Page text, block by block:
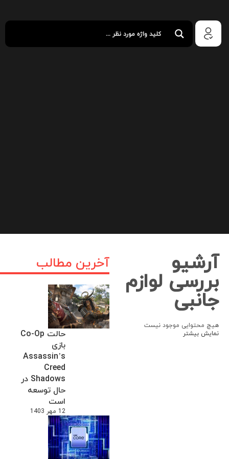
آخرین مطالب
حالت Co-Op
بازی
Assassin’s
Creed
Shadows در
حال توسعه
است
12 مهر 1403
آرشیو
بررسی لوازم
جانبی
هیچ محتوایی موجود نیست
نمایش بیشتر